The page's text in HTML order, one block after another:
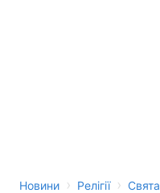
Новини › Релігії › Свята